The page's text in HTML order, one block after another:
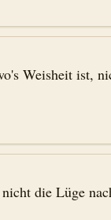
Weisheit ist,
die Lüge